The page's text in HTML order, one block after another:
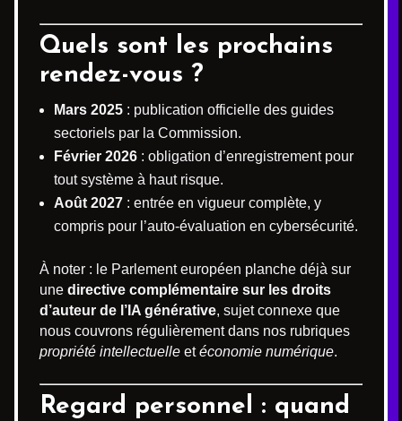
Quels sont les prochains
rendez-vous ?
Mars 2025 : publication officielle des guides
sectoriels par la Commission.
Février 2026 : obligation d’enregistrement pour
tout système à haut risque.
Août 2027 : entrée en vigueur complète, y
compris pour l’auto-évaluation en cybersécurité.
À noter : le Parlement européen planche déjà sur
une directive complémentaire sur les droits
d’auteur de l’IA générative, sujet connexe que
nous couvrons régulièrement dans nos rubriques
propriété intellectuelle etéconomie numérique.
Regard personnel : quand